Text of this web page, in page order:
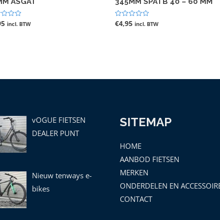
incl. BTW
Gewaardeerd
0
€4,95 incl. BTW
vOGUE FIETSEN
DEALER PUNT
Nieuw tenways e-
bikes
SITEMAP
HOME
AANBOD FIETSEN
MERKEN
ONDERDELEN EN
CONTACT